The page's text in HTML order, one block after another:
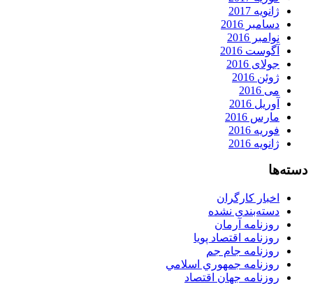
ژانویه 2017
دسامبر 2016
نوامبر 2016
آگوست 2016
جولای 2016
ژوئن 2016
می 2016
آوریل 2016
مارس 2016
فوریه 2016
ژانویه 2016
دسته‌ها
اخبار کارگران
دسته‌بندی نشده
روزنامه آرمان
روزنامه اقتصاد پویا
روزنامه جام جم
روزنامه جمهوري اسلامي
روزنامه جهان اقتصاد